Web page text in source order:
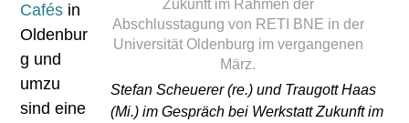
Stefan Scheuerer (re.) und Traugott Haas
(Mi.) im Gespräch bei Werkstatt Zukunft im
Cafés in
Oldenbur
g und
umzu
sind eine